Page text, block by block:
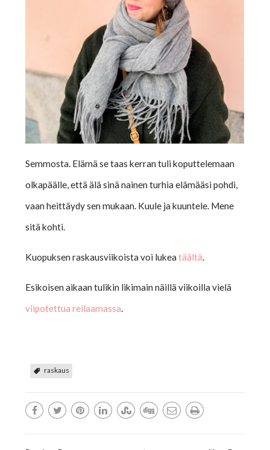
Semmosta. Elämä se taas kerran tuli koputtelemaan
olkapäälle, että älä sinä nainen turhia elämääsi pohdi,
vaan heittäydy sen mukaan. Kuule ja kuuntele. Mene
sitä kohti.
Kuopuksen raskausviikoista voi lukeatäältä.
Esikoisen aikaan tulikin likimain näillä viikoilla vielä
viipotettua reilaamassa.
raskaus